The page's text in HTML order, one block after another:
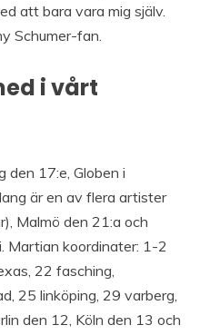
att bara vara mig själv.
Schumer-fan.
i vårt
den 17:e, Globen i
är en av flera artister
Malmö den 21:a och
Martian koordinater: 1-2
22 fasching,
25 linköping, 29 varberg,
den 12, Köln den 13 och